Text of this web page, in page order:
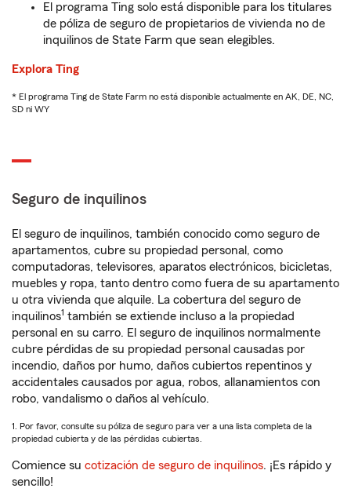
El programa Ting solo está disponible para los titulares
de póliza de seguro de propietarios de vivienda no de
inquilinos de State Farm que sean elegibles.
Explora Ting
* El programa Ting de State Farm no está disponible actualmente en AK, DE, NC,
SD ni WY
Seguro de inquilinos
El seguro de inquilinos, también conocido como seguro de
apartamentos, cubre su propiedad personal, como
computadoras, televisores, aparatos electrónicos, bicicletas,
muebles y ropa, tanto dentro como fuera de su apartamento
u otra vivienda que alquile. La cobertura del seguro de
inquilinos1 también se extiende incluso a la propiedad
personal en su carro. El seguro de inquilinos normalmente
cubre pérdidas de su propiedad personal causadas por
incendio, daños por humo, daños cubiertos repentinos y
accidentales causados por agua, robos, allanamientos con
robo, vandalismo o daños al vehículo.
1. Por favor, consulte su póliza de seguro para ver a una lista completa de la
propiedad cubierta y de las pérdidas cubiertas.
Comience su cotización de seguro de inquilinos. ¡Es rápido y
sencillo!